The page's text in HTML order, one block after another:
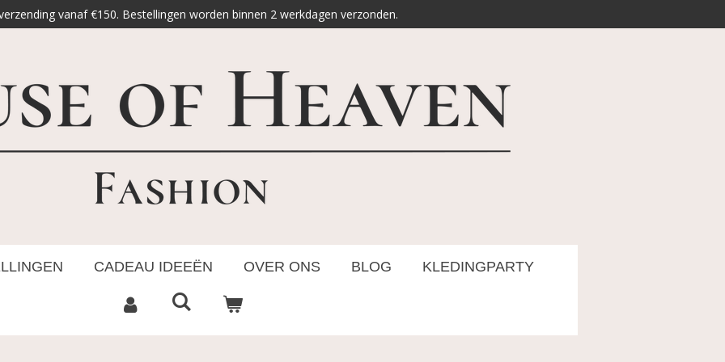
vanaf €150. Bestellingen worden binnen 2 werkdagen verzonden.
CADEAU IDEEËN OVER ONS BLOG KLEDINGPARTY